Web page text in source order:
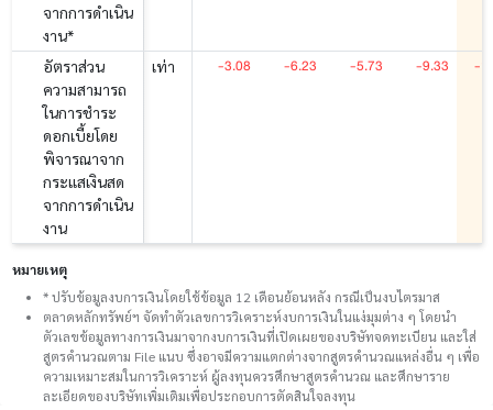
จากการดำเนิน
งาน*
อัตราส่วน
ความสามารถ
ในการชำระ
ดอกเบี้ยโดย
พิจารณาจาก
กระแสเงินสด
จากการดำเนิน
งาน
เท่า -3.08 -6.23 -5.73 -9.33 -
หมายเหตุ
* ปรับข้อมูลงบการเงินโดยใช้ข้อมูล 12 เดือนย้อนหลัง กรณีเป็นงบไตรมาส
ตลาดหลักทรัพย์ฯ จัดทำตัวเลขการวิเคราะห์งบการเงินในแง่มุมต่าง ๆ โดยนำ
ตัวเลขข้อมูลทางการเงินมาจากงบการเงินที่เปิดเผยของบริษัทจดทะเบียน และใส่
สูตรคำนวณตาม File แนบ ซึ่งอาจมีความแตกต่างจากสูตรคำนวณแหล่งอื่น ๆ เพื่อ
ความเหมาะสมในการวิเคราะห์ ผู้ลงทุนควรศึกษาสูตรคำนวณ และศึกษาราย
ละเอียดของบริษัทเพิ่มเติมเพื่อประกอบการตัดสินใจลงทุน